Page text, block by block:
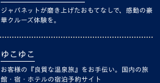
ジャパネットが磨き上げたおもてなしで、感動の豪
華クルーズ体験を。
ゆこゆこ
お客様の『良質な温泉旅』をお手伝い。国内の旅
館・宿・ホテルの宿泊予約サイト